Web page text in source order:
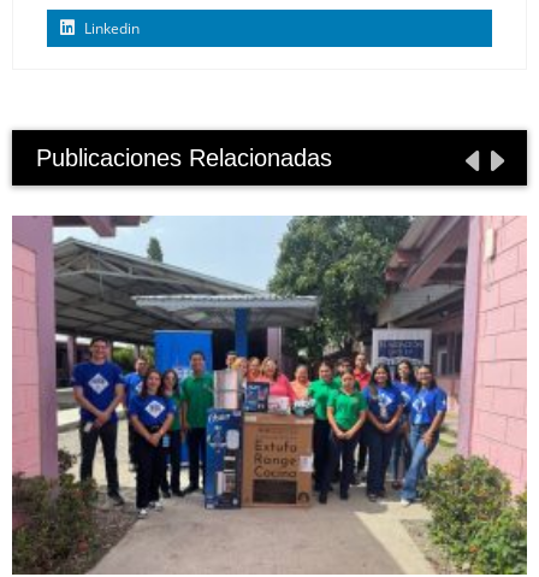
Linkedin
Publicaciones Relacionadas